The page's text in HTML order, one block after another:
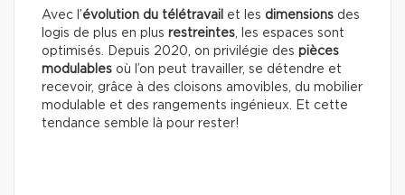
Avec l’évolution du télétravail et les dimensions des
logis de plus en plus restreintes, les espaces sont
optimisés. Depuis 2020, on privilégie des pièces
modulables où l’on peut travailler, se détendre et
recevoir, grâce à des cloisons amovibles, du mobilier
modulable et des rangements ingénieux. Et cette
tendance semble là pour rester!